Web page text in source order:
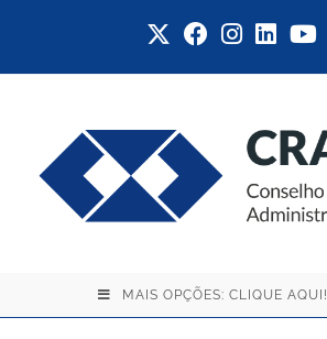
MAIS OPÇÕES: CLIQUE AQUI!